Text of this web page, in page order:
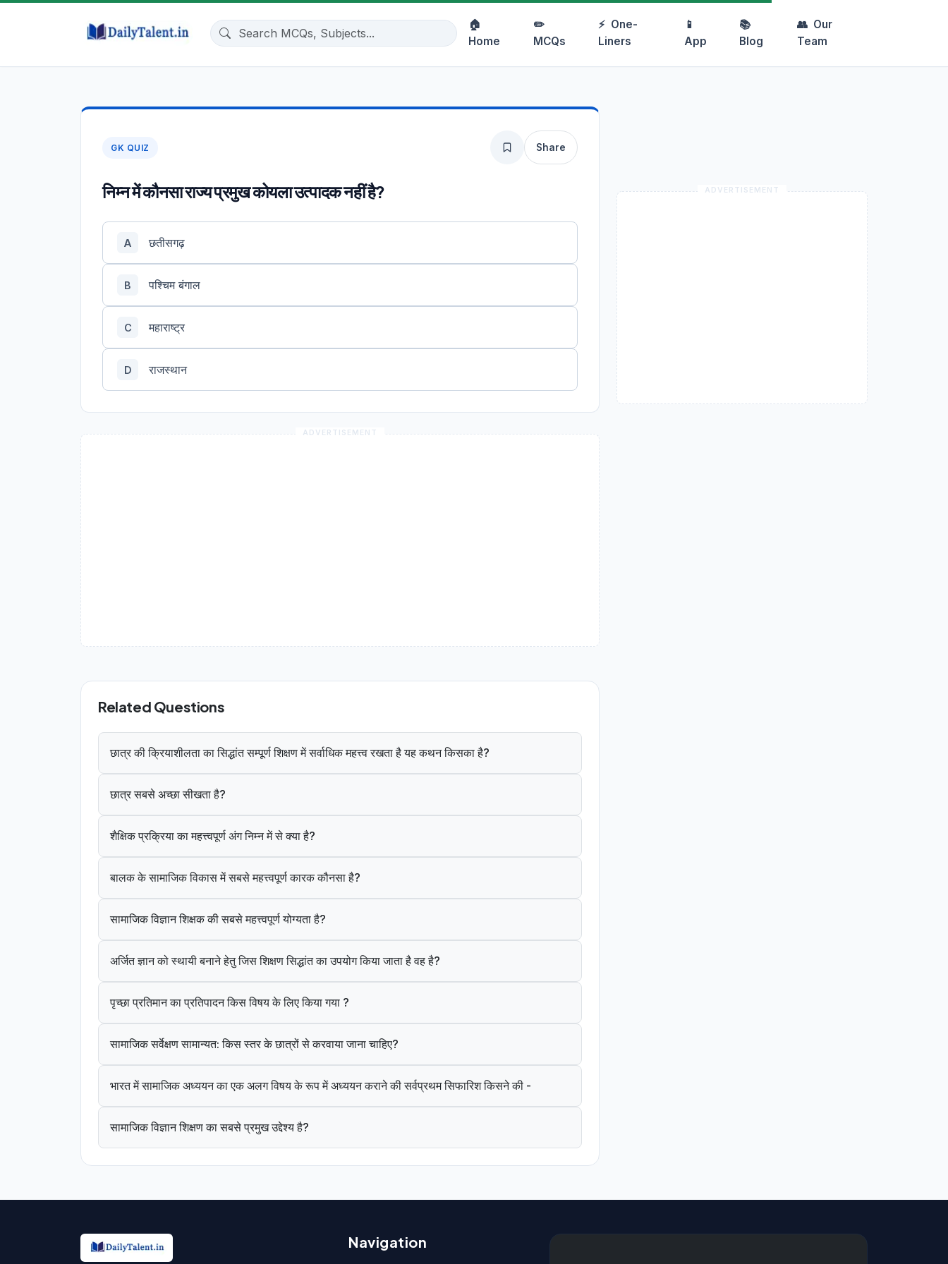
🏠
Home
✏️
MCQs
⚡ One-
Liners
📱
App
📚
Blog
👥 Our
Team
GK QUIZ Share
निम्न में कौनसा राज्य प्रमुख कोयला उत्पादक नहीं है?
A छतीसगढ़
B पश्चिम बंगाल
C महाराष्ट्र
D राजस्थान
Related Questions
छात्र की क्रियाशीलता का सिद्धांत सम्पूर्ण शिक्षण में सर्वाधिक महत्त्व रखता है यह कथन किसका है?
छात्र सबसे अच्छा सीखता है?
शैक्षिक प्रक्रिया का महत्त्वपूर्ण अंग निम्न में से क्या है?
बालक के सामाजिक विकास में सबसे महत्त्वपूर्ण कारक कौनसा है?
सामाजिक विज्ञान शिक्षक की सबसे महत्त्वपूर्ण योग्यता है?
अर्जित ज्ञान को स्थायी बनाने हेतु जिस शिक्षण सिद्धांत का उपयोग किया जाता है वह है?
पृच्छा प्रतिमान का प्रतिपादन किस विषय के लिए किया गया ?
सामाजिक सर्वेक्षण सामान्यत: किस स्तर के छात्रों से करवाया जाना चाहिए?
भारत में सामाजिक अध्ययन का एक अलग विषय के रूप में अध्ययन कराने की सर्वप्रथम सिफारिश किसने की -
सामाजिक विज्ञान शिक्षण का सबसे प्रमुख उद्देश्य है?
Navigation